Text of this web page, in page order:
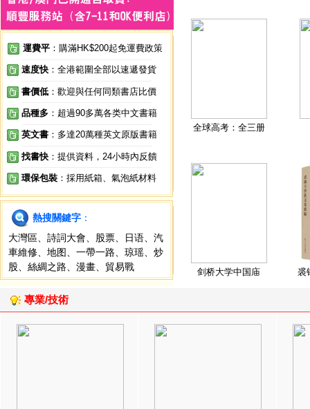
運費平 ：購滿HK$200起免運費政策
速度快 ：全港範圍全部以速遞發貨
書價低 ：歡迎與任何同類書店比價
品種多 ：超過90多萬各类中文書籍
英文書 ：多達20萬種英文原版書籍
找書快 ：提供資料，24小時內反饋
環保包裝 ：採用紙箱、氣泡紙材料
熱搜關鍵字 ：
大灣區
詩詞大會 股票 日语
汽
車維修
地图 一帶一路 琼瑶
炒
股
絲綢之路 漫畫 貿易戰
全球高考：全三册
剑桥大学中国庙 裘
專業/技術